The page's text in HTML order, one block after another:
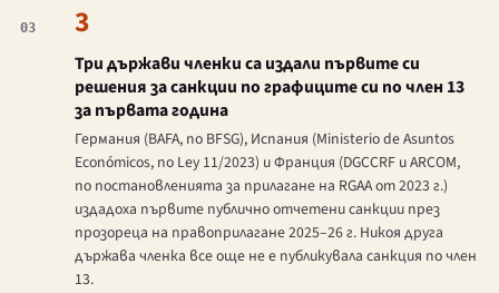
03 3
Три държави членки са издали първите си
решения за санкции по графиците си по член 13
за първата година
Германия (BAFA, по BFSG), Испания (Ministerio de Asuntos
Económicos, по Ley 11/2023) и Франция (DGCCRF и ARCOM,
по постановленията за прилагане на RGAA от 2023 г.)
издадоха първите публично отчетени санкции през
прозореца на правоприлагане 2025–26 г. Никоя друга
държава членка все още не е публикувала санкция по член
13.